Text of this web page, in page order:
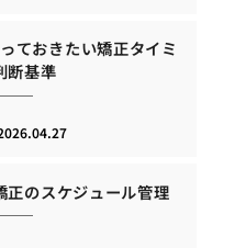
ておきたい矯正タイミ
断基準
正のスケジュール管理